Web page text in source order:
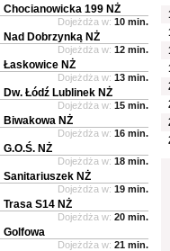
Chocianowicka 199 NŻ
Dojeżdża w: 10 min.
Nad Dobrzynką NŻ
Dojeżdża w: 12 min.
Łaskowice NŻ
Dojeżdża w: 13 min.
Dw. Łódź Lublinek NŻ
Dojeżdża w: 15 min.
Biwakowa NŻ
Dojeżdża w: 16 min.
G.O.Ś. NŻ
Dojeżdża w: 18 min.
Sanitariuszek NŻ
Dojeżdża w: 19 min.
Trasa S14 NŻ
Dojeżdża w: 20 min.
Golfowa
Dojeżdża w: 21 min.